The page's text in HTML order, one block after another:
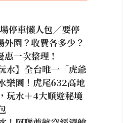
停車懶人包／要停
外圍？收費各多少？
一次整理！
水】全台唯一「虎爺
樂園！虎尾632高地
玩水＋4大順遊秘境